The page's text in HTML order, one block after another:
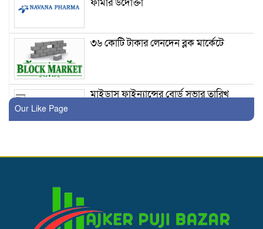
৩৬ কোটি টাকার লেনদেন ব্লক মার্কেটে
মাইডাস ফাইন্যান্সের বোর্ড সভার তারিখ
পেস্টিসাইডস
বিডিবিএল মিউচুয়াল ফান্ড ওয়ান
Our Like Page